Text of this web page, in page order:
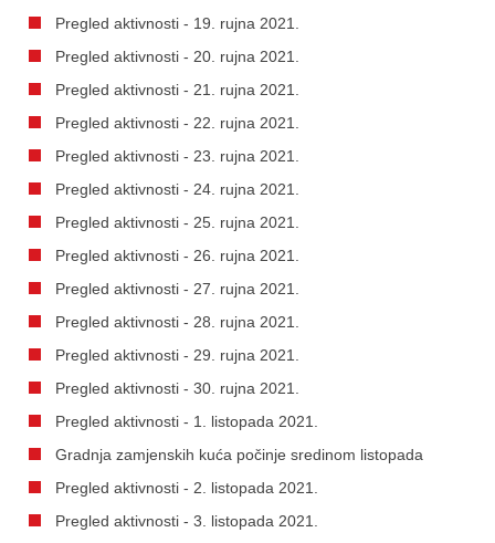
Pregled aktivnosti - 19. rujna 2021.
Pregled aktivnosti - 20. rujna 2021.
Pregled aktivnosti - 21. rujna 2021.
Pregled aktivnosti - 22. rujna 2021.
Pregled aktivnosti - 23. rujna 2021.
Pregled aktivnosti - 24. rujna 2021.
Pregled aktivnosti - 25. rujna 2021.
Pregled aktivnosti - 26. rujna 2021.
Pregled aktivnosti - 27. rujna 2021.
Pregled aktivnosti - 28. rujna 2021.
Pregled aktivnosti - 29. rujna 2021.
Pregled aktivnosti - 30. rujna 2021.
Pregled aktivnosti - 1. listopada 2021.
Gradnja zamjenskih kuća počinje sredinom listopada
Pregled aktivnosti - 2. listopada 2021.
Pregled aktivnosti - 3. listopada 2021.